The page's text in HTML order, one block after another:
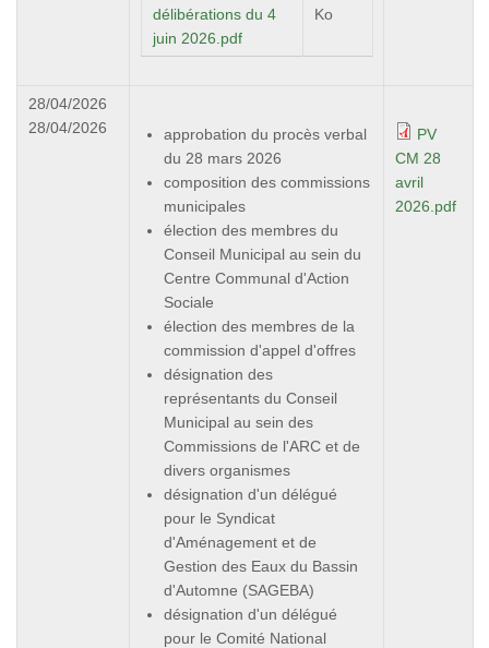
délibérations du 4
juin 2026.pdf
Ko
28/04/2026
28/04/2026
approbation du procès verbal
du 28 mars 2026
composition des commissions
municipales
élection des membres du
Conseil Municipal au sein du
Centre Communal d'Action
Sociale
élection des membres de la
commission d'appel d'offres
désignation des
représentants du Conseil
Municipal au sein des
Commissions de l'ARC et de
divers organismes
désignation d'un délégué
pour le Syndicat
d'Aménagement et de
Gestion des Eaux du Bassin
d'Automne (SAGEBA)
désignation d'un délégué
pour le Comité National
PV
CM 28
avril
2026.pdf